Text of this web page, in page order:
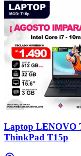
Laptop LENOVO
ThinkPad T15p